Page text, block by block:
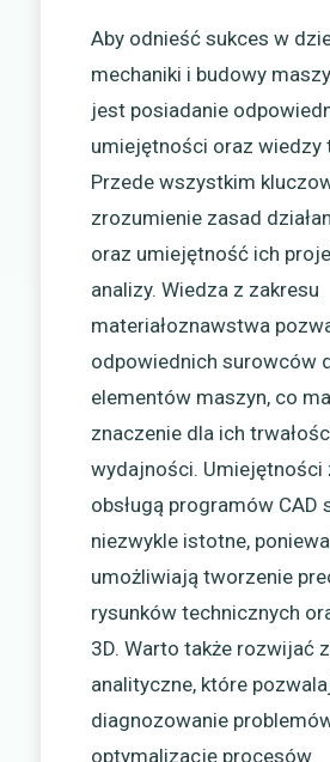
Aby odnieść sukces w
mechaniki i budowy
jest posiadanie
umiejętności oraz wiedzy
Przede wszystkim
zrozumienie zasad
oraz umiejętność ich
analizy. Wiedza z zakresu
materiałoznawstwa
odpowiednich surowców
elementów maszyn, co
znaczenie dla ich
wydajności. Umiejętności
obsługą programów CAD
niezwykle istotne,
umożliwiają tworzenie
rysunków technicznych
3D. Warto także rozwijać
analityczne, które
diagnozowanie
optymalizację procesów